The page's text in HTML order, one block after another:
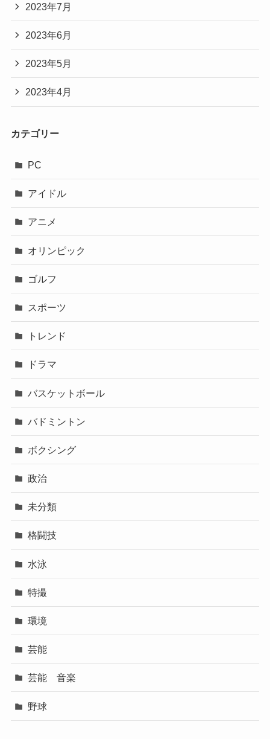
2023年7月
2023年6月
2023年5月
2023年4月
カテゴリー
PC
アイドル
アニメ
オリンピック
ゴルフ
スポーツ
トレンド
ドラマ
バスケットボール
バドミントン
ボクシング
政治
未分類
格闘技
水泳
特撮
環境
芸能
芸能 音楽
野球